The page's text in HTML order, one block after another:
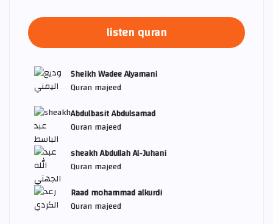
listen quran
Sheikh Wadee Alyamani
Quran majeed
Abdulbasit Abdulsamad
Quran majeed
sheakh Abdullah Al-Juhani
Quran majeed
Raad mohammad alkurdi
Quran majeed